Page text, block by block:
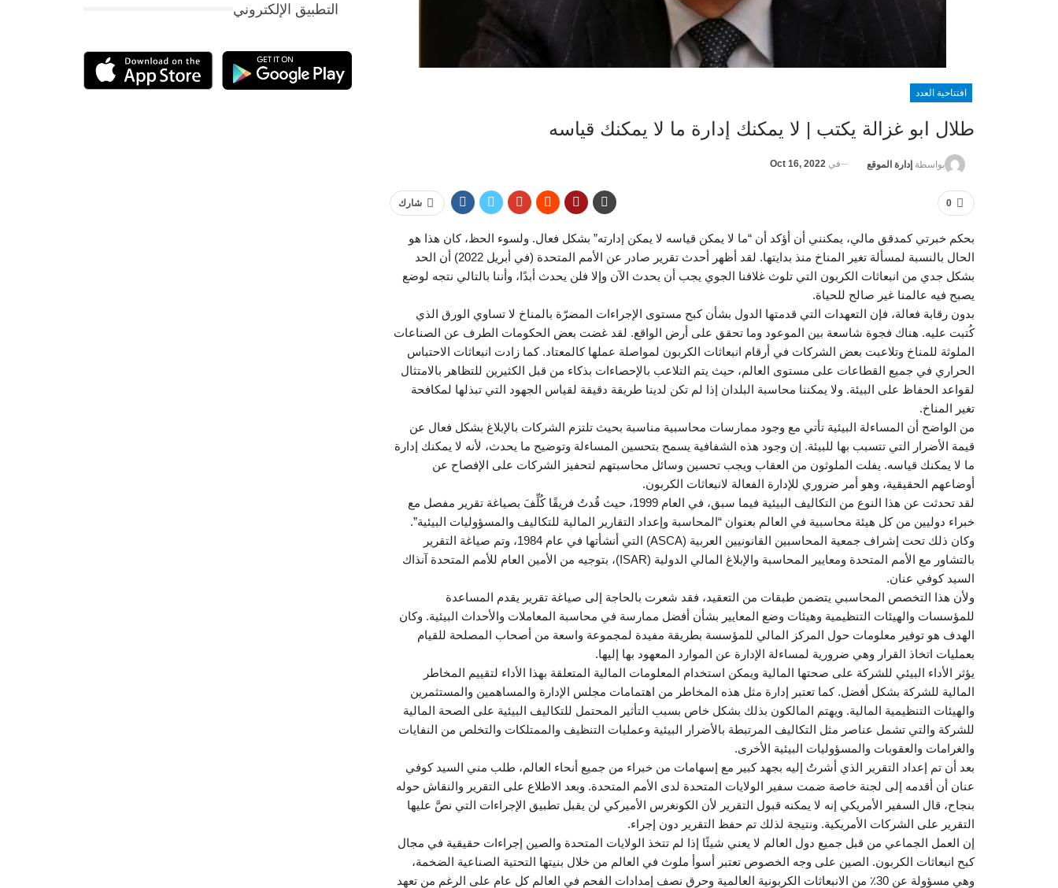
افتتاحية العدد
طلال ابو غزالة يكتب | لا يمكنك إدارة ما لا يمكنك قياسه
بواسطة إدارة الموقع في Oct 16, 2022
0 شارك
بحكم خبرتي كمدقق مالي، يمكنني أن أؤكد أن “ما لا يمكن قياسه لا يمكن إدارته” بشكل فعال. ولسوء الحظ، كان هذا هو
الحال بالنسبة لمسألة تغير المناخ منذ بدايتها. لقد أظهر أحدث تقرير صادر عن الأمم المتحدة (في أبريل 2022) أن الحد
بشكل جدي من انبعاثات الكربون التي تلوث غلافنا الجوي يجب أن يحدث الآن وإلا فلن يحدث أبدًا، وأننا بالتالي نتجه لوضع
يصبح فيه عالمنا غير صالح للحياة.
بدون رقابة فعالة، فإن التعهدات التي قدمتها الدول بشأن كبح مستوى الإجراءات المضرّة بالمناخ لا تساوي الورق الذي
كُتبت عليه. هناك فجوة شاسعة بين الموعود وما تحقق على أرض الواقع. لقد غضت بعض الحكومات الطرف عن الصناعات
الملوثة للمناخ وتلاعبت بعض الشركات في أرقام انبعاثات الكربون لمواصلة عملها كالمعتاد. كما زادت انبعاثات الاحتباس
الحراري في جميع القطاعات على مستوى العالم، حيث يتم التلاعب بالإحصاءات بذكاء من قبل الكثيرين للتظاهر بالامتثال
لقواعد الحفاظ على البيئة. ولا يمكننا محاسبة البلدان إذا لم تكن لدينا طريقة دقيقة لقياس الجهود التي تبذلها لمكافحة
تغير المناخ.
من الواضح أن المساءلة البيئية تأتي مع وجود ممارسات محاسبية مناسبة بحيث تلتزم الشركات بالإبلاغ بشكل فعال عن
قيمة الأضرار التي تتسبب بها للبيئة. إن وجود هذه الشفافية يسمح بتحسين المساءلة وتوضيح ما يحدث، لأنه لا يمكنك إدارة
ما لا يمكنك قياسه. يفلت الملوثون من العقاب ويجب تحسين وسائل محاسبتهم لتحفيز الشركات على الإفصاح عن
أوضاعهم الحقيقية، وهو أمر ضروري للإدارة الفعالة لانبعاثات الكربون.
لقد تحدثت عن هذا النوع من التكاليف البيئية فيما سبق، في العام 1999، حيث قُدتُ فريقًا كُلِّفَ بصياغة تقرير مفصل مع
خبراء دوليين من كل هيئة محاسبية في العالم بعنوان “المحاسبة وإعداد التقارير المالية للتكاليف والمسؤوليات البيئية”.
وكان ذلك تحت إشراف جمعية المحاسبين القانونيين العربية (ASCA) التي أنشأتها في عام 1984، وتم صياغة التقرير
بالتشاور مع الأمم المتحدة ومعايير المحاسبة والإبلاغ المالي الدولية (ISAR)، بتوجيه من الأمين العام للأمم المتحدة آنذاك
السيد كوفي عنان.
ولأن هذا التخصص المحاسبي يتضمن طبقات من التعقيد، فقد شعرت بالحاجة إلى صياغة تقرير يقدم المساعدة
للمؤسسات والهيئات التنظيمية وهيئات وضع المعايير بشأن أفضل ممارسة في محاسبة المعاملات والأحداث البيئية. وكان
الهدف هو توفير معلومات حول المركز المالي للمؤسسة بطريقة مفيدة لمجموعة واسعة من أصحاب المصلحة للقيام
بعمليات اتخاذ القرار وهي ضرورية لمساءلة الإدارة عن الموارد المعهود بها إليها.
يؤثر الأداء البيئي للشركة على صحتها المالية ويمكن استخدام المعلومات المالية المتعلقة بهذا الأداء لتقييم المخاطر
المالية للشركة بشكل أفضل. كما تعتبر إدارة مثل هذه المخاطر من اهتمامات مجلس الإدارة والمساهمين والمستثمرين
والهيئات التنظيمية المالية. ويهتم المالكون بذلك بشكل خاص بسبب التأثير المحتمل للتكاليف البيئية على الصحة المالية
للشركة والتي تشمل عناصر مثل التكاليف المرتبطة بالأضرار البيئية وعمليات التنظيف والممتلكات والتخلص من النفايات
والغرامات والعقوبات والمسؤوليات البيئية الأخرى.
بعد أن تم إعداد التقرير الذي أشرتُ إليه بجهد كبير مع إسهامات من خبراء من جميع أنحاء العالم، طلب مني السيد كوفي
عنان أن أقدمه إلى لجنة خاصة ضمت سفير الولايات المتحدة لدى الأمم المتحدة. وبعد الاطلاع على التقرير والنقاش حوله
بنجاح، قال السفير الأمريكي إنه لا يمكنه قبول التقرير لأن الكونغرس الأميركي لن يقبل تطبيق الإجراءات التي نصَّ عليها
التقرير على الشركات الأمريكية. ونتيجة لذلك تم حفظ التقرير دون إجراء.
إن العمل الجماعي من قبل جميع دول العالم لا يعني شيئًا إذا لم تتخذ الولايات المتحدة والصين إجراءات حقيقية في مجال
كبح انبعاثات الكربون. الصين على وجه الخصوص تعتبر أسوأ ملوث في العالم من خلال بنيتها التحتية الصناعية الضخمة،
وهي مسؤولة عن 30٪ من الانبعاثات الكربونية العالمية وحرق نصف إمدادات الفحم في العالم كل عام على الرغم من تعهد
التطبيق الإلكتروني